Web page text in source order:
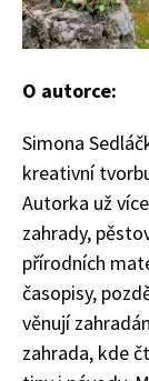
O autorce:
Simona
kreativní
Autorka už
zahrady,
přírodních
časopisy,
věnují
zahrada, kde